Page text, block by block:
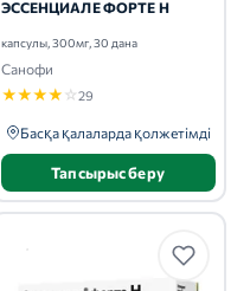
ЭССЕНЦИАЛЕ ФОРТЕ Н
капсулы, 300мг, 30 дана
Санофи
★★★★ ☆29
Басқа қалаларда қолжетімді
Тапсырыс беру